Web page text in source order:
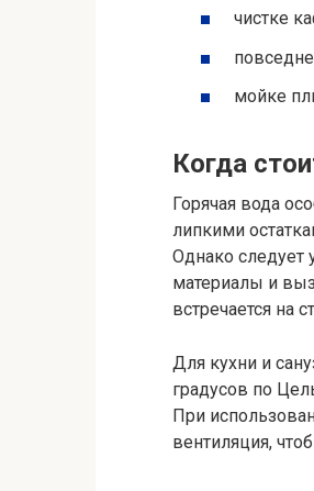
чистке
мойке
Когда
Горячая вода
липкими
Однако следует
материалы и
встречается на
Для кухни и
градусов по
При
вентиляция,